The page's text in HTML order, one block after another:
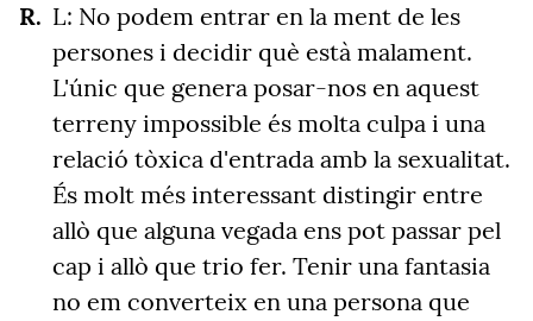
L: No podem entrar en la ment de les
persones i decidir què està malament.
L'únic que genera posar-nos en aquest
terreny impossible és molta culpa i una
relació tòxica d'entrada amb la sexualitat.
És molt més interessant distingir entre
allò que alguna vegada ens pot passar pel
cap i allò que trio fer. Tenir una fantasia
no em converteix en una persona que